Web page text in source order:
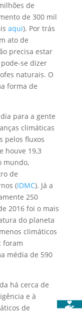
de
de 300 mil
aqui). Por trás
ato de
precisa estar
se dizer
naturais. O
forma de
para a gente
climáticas
pelos fluxos
houve 19,3
mundo,
de
(IDMC). Já a
250
2016 foi o mais
do planeta
climáticos
foram
média de 590
há cerca de
e à
de